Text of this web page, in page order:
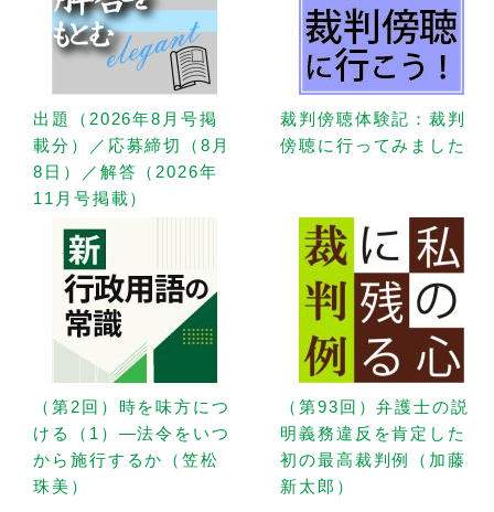
出題（2026年8月号掲
載分）／応募締切（8月
8日）／解答（2026年
11月号掲載）
裁判傍聴体験記：裁判
傍聴に行ってみました
（第2回）時を味方につ
ける（1）—法令をいつ
から施行するか（笠松
珠美）
（第93回）弁護士の説
明義務違反を肯定した
初の最高裁判例（加藤
新太郎）